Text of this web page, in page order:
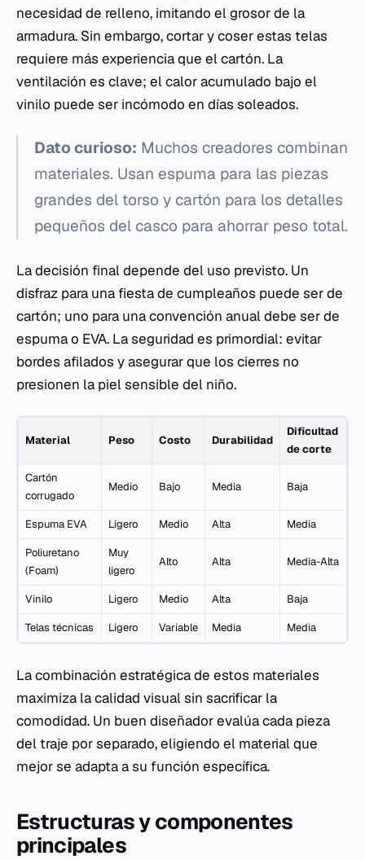
necesidad de relleno, imitando el grosor de la
armadura. Sin embargo, cortar y coser estas telas
requiere más experiencia que el cartón. La
ventilación es clave; el calor acumulado bajo el
vinilo puede ser incómodo en días soleados.
Dato curioso: Muchos creadores combinan
materiales. Usan espuma para las piezas
grandes del torso y cartón para los detalles
pequeños del casco para ahorrar peso total.
La decisión final depende del uso previsto. Un
disfraz para una fiesta de cumpleaños puede ser de
cartón; uno para una convención anual debe ser de
espuma o EVA. La seguridad es primordial: evitar
bordes afilados y asegurar que los cierres no
presionen la piel sensible del niño.
Material Peso Costo Durabilidad
Dificultad
de corte
Cartón
corrugado
Medio Bajo Media Baja
Espuma EVA Ligero Medio Alta Media
Poliuretano
(Foam)
Muy
ligero
Alto Alta Media-Alta
Vinilo Ligero Medio Alta Baja
Telas técnicas Ligero Variable Media Media
La combinación estratégica de estos materiales
maximiza la calidad visual sin sacrificar la
comodidad. Un buen diseñador evalúa cada pieza
del traje por separado, eligiendo el material que
mejor se adapta a su función específica.
Estructuras y componentes
principales